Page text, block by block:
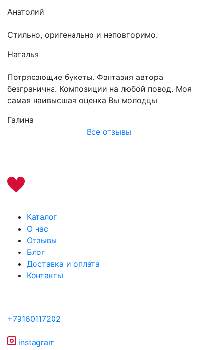
Анатолий
Стильно, оригенально и неповторимо.
Наталья
Потрясающие букеты. Фантазия автора
безгранична. Композиции на любой повод. Моя
самая наивысшая оценка Вы молодцы
Галина
Все отзывы
Каталог
О нас
Отзывы
Блог
Доставка и оплата
Контакты
+79160117202
instagram